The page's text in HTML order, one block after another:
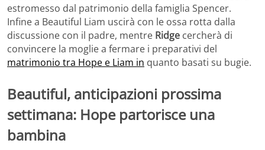
estromesso dal patrimonio della famiglia Spencer.
Infine a Beautiful Liam uscirà con le ossa rotta dalla
discussione con il padre, mentre Ridge cercherà di
convincere la moglie a fermare i preparativi del
matrimonio tra Hope e Liam in quanto basati su bugie.
Beautiful, anticipazioni prossima
settimana: Hope partorisce una
bambina